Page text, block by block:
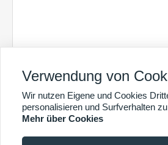
einreichen
Verwendung von
Wir nutzen Eigene und Cookies
personalisieren und Surfverhalten
Mehr über Cookies